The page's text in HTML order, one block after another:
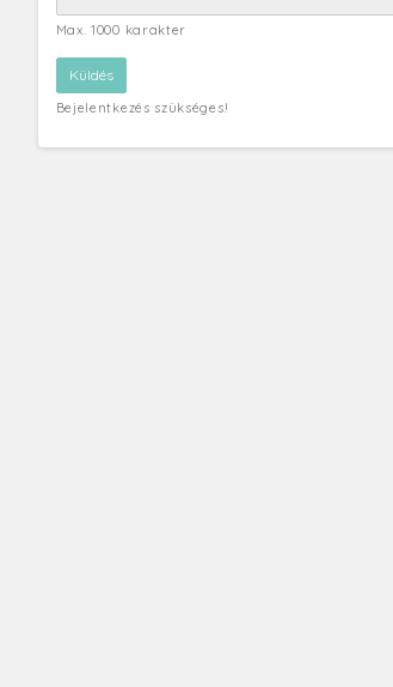
Max. 1000 karakter
Bejelentkezés szükséges!